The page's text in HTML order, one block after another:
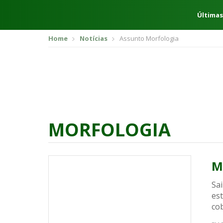
Home Notícias Assunto Morfologia
MORFOLOGIA